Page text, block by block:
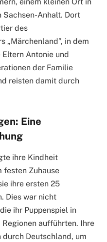
Sachsen-Anhalt. Dort
des
„Märchenland”, in dem
Antonie und
der Familie
reisten damit durch
Eine
ihre Kindheit
festen Zuhause
ihre ersten 25
Dies war nicht
ihr Puppenspiel in
aufführten. Ihre
Deutschland, um